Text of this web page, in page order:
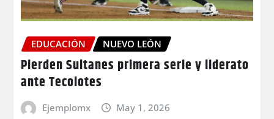
EDUCACIÓN NUEVO LEÓN
Pierden Sultanes primera serie y liderato
ante Tecolotes
Ejemplomx May 1, 2026